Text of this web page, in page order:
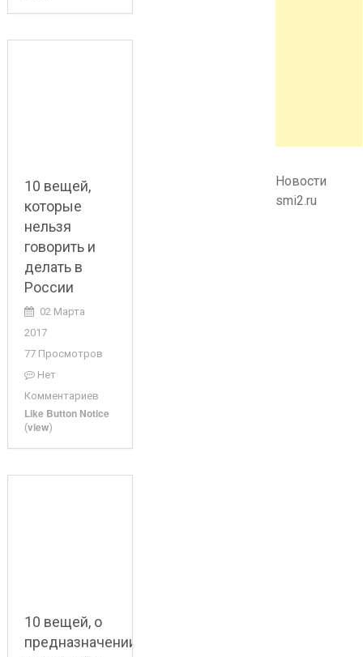
Новости
smi2.ru
10 вещей,
которые
нельзя
говорить и
делать в
России
02 Марта
2017
77 Просмотров
Нет
Комментариев
Like Button Notice
(view)
10 вещей, о
предназначении